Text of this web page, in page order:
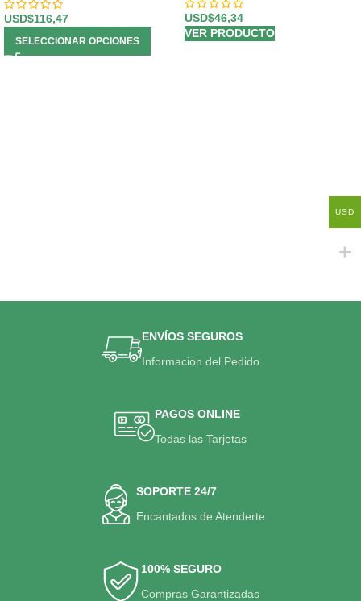
USD$116,47
SELECCIONAR OPCIONES
USD$46,34
VER PRODUCTO
ENVÍOS SEGUROS
Informacion del Pedido
PAGOS ONLINE
Todas las Tarjetas
SOPORTE 24/7
Encantados de Atenderte
100% SEGURO
Compras Garantizadas
USD